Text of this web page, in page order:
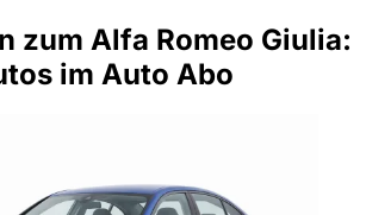
zum Alfa Romeo Giulia:
im Auto Abo